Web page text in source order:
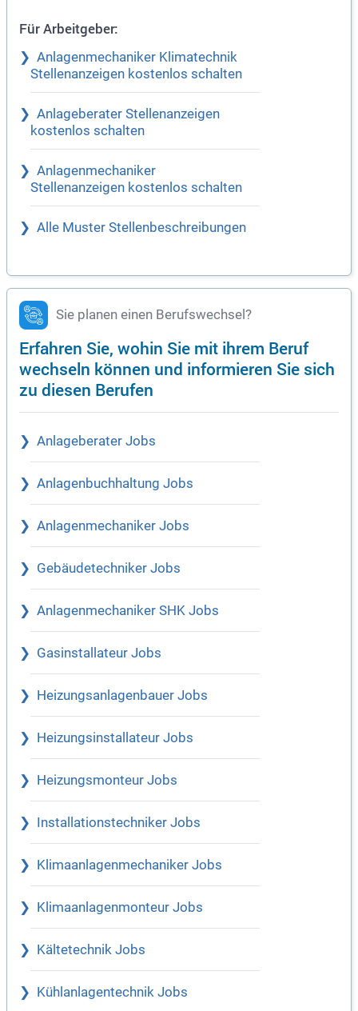
Für Arbeitgeber:
Anlagenmechaniker Klimatechnik
Stellenanzeigen kostenlos schalten
Anlageberater Stellenanzeigen
kostenlos schalten
Anlagenmechaniker
Stellenanzeigen kostenlos schalten
Alle Muster Stellenbeschreibungen
Sie planen einen Berufswechsel?
Erfahren Sie, wohin Sie mit ihrem Beruf
wechseln können und informieren Sie sich
zu diesen Berufen
Anlageberater Jobs
Anlagenbuchhaltung Jobs
Anlagenmechaniker Jobs
Gebäudetechniker Jobs
Anlagenmechaniker SHK Jobs
Gasinstallateur Jobs
Heizungsanlagenbauer Jobs
Heizungsinstallateur Jobs
Heizungsmonteur Jobs
Installationstechniker Jobs
Klimaanlagenmechaniker Jobs
Klimaanlagenmonteur Jobs
Kältetechnik Jobs
Kühlanlagentechnik Jobs